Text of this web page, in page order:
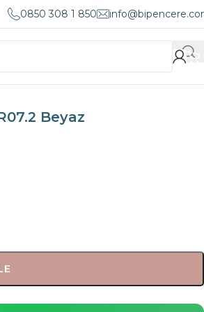
0850 308 1 850
Beyaz